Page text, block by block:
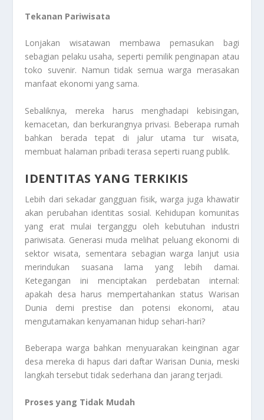
Tekanan Pariwisata
Lonjakan wisatawan membawa pemasukan bagi
sebagian pelaku usaha, seperti pemilik penginapan atau
toko suvenir. Namun tidak semua warga merasakan
manfaat ekonomi yang sama.
Sebaliknya, mereka harus menghadapi kebisingan,
kemacetan, dan berkurangnya privasi. Beberapa rumah
bahkan berada tepat di jalur utama tur wisata,
membuat halaman pribadi terasa seperti ruang publik.
IDENTITAS YANG TERKIKIS
Lebih dari sekadar gangguan fisik, warga juga khawatir
akan perubahan identitas sosial. Kehidupan komunitas
yang erat mulai terganggu oleh kebutuhan industri
pariwisata. Generasi muda melihat peluang ekonomi di
sektor wisata, sementara sebagian warga lanjut usia
merindukan suasana lama yang lebih damai.
Ketegangan ini menciptakan perdebatan internal:
apakah desa harus mempertahankan status Warisan
Dunia demi prestise dan potensi ekonomi, atau
mengutamakan kenyamanan hidup sehari-hari?
Beberapa warga bahkan menyuarakan keinginan agar
desa mereka di hapus dari daftar Warisan Dunia, meski
langkah tersebut tidak sederhana dan jarang terjadi.
Proses yang Tidak Mudah